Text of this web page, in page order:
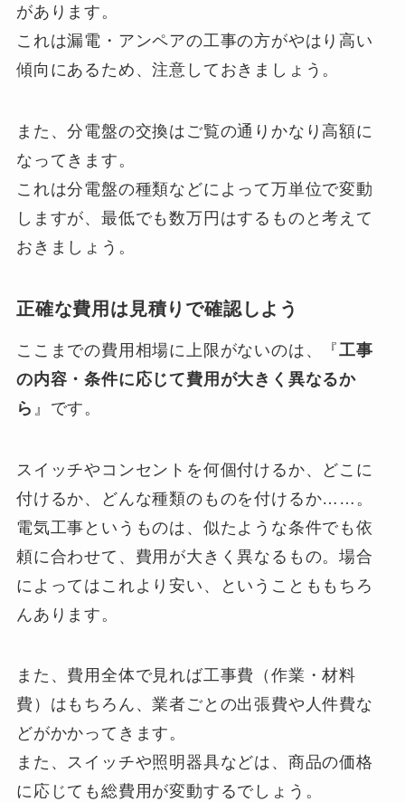
があります。
これは漏電・アンペアの工事の方がやはり高い
傾向にあるため、注意しておきましょう。
また、分電盤の交換はご覧の通りかなり高額に
なってきます。
これは分電盤の種類などによって万単位で変動
しますが、最低でも数万円はするものと考えて
おきましょう。
正確な費用は見積りで確認しよう
ここまでの費用相場に上限がないのは、『工事
の内容・条件に応じて費用が大きく異なるか
ら 』です。
スイッチやコンセントを何個付けるか、どこに
付けるか、どんな種類のものを付けるか……。
電気工事というものは、似たような条件でも依
頼に合わせて、費用が大きく異なるもの。場合
によってはこれより安い、ということももちろ
んあります。
また、費用全体で見れば工事費（作業・材料
費）はもちろん、業者ごとの出張費や人件費な
どがかかってきます。
また、スイッチや照明器具などは、商品の価格
に応じても総費用が変動するでしょう。